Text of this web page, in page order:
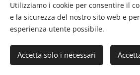
© 2010-2026Parrocchia di Santa
Diocesi di Padova
Sito Parrocchia San Giacomo -
Utilizziamo i cookie per consentire il
e la sicurezza del nostro sito web e
esperienza utente possibile.
Accetta solo i necessari